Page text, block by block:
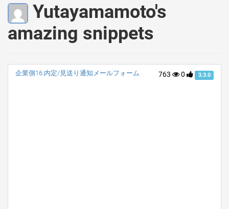
Yutayamamoto's
amazing snippets
763 0 3.3.0
企業側16:内定/見送り通知メールフォーム